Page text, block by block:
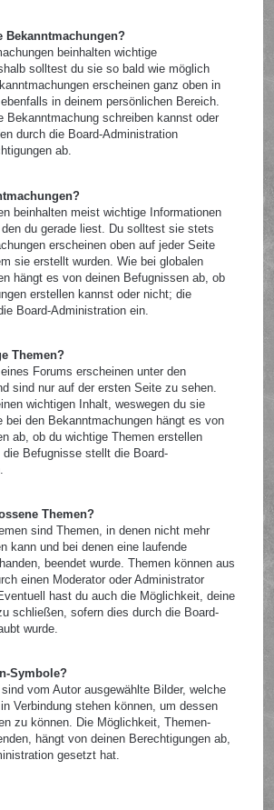
Bekanntmachungen?
beinhalten wichtige
solltest du sie so bald wie möglich
erscheinen ganz oben in
in deinem persönlichen Bereich.
Bekanntmachung schreiben kannst oder
durch die Board-Administration
ab.
beinhalten meist wichtige Informationen
du gerade liest. Du solltest sie stets
erscheinen oben auf jeder Seite
sie erstellt wurden. Wie bei globalen
hängt es von deinen Befugnissen ab, ob
erstellen kannst oder nicht; die
Board-Administration ein.
Themen?
Forums erscheinen unter den
sind nur auf der ersten Seite zu sehen.
wichtigen Inhalt, weswegen du sie
bei den Bekanntmachungen hängt es von
ab, ob du wichtige Themen erstellen
Befugnisse stellt die Board-
Themen?
sind Themen, in denen nicht mehr
kann und bei denen eine laufende
beendet wurde. Themen können aus
einen Moderator oder Administrator
hast du auch die Möglichkeit, deine
schließen, sofern dies durch die Board-
wurde.
Symbole?
vom Autor ausgewählte Bilder, welche
Verbindung stehen können, um dessen
zu können. Die Möglichkeit, Themen-
hängt von deinen Berechtigungen ab,
gesetzt hat.